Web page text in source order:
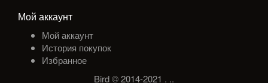
Мой аккаунт
Мой аккаунт
История покупок
Избранное
Bird © 2014-2021 . ..